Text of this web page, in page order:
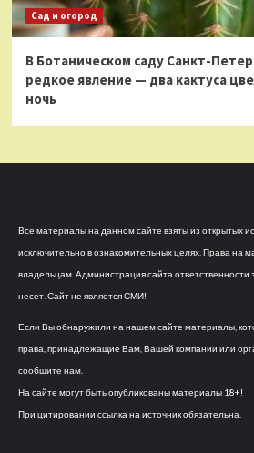
Сад и огород
В Ботаническом саду Санкт-
редкое явление — два кактуса
ночь
Все материалы на данном сайте взяты из открытых
исключительно в ознакомительных целях. Права на
владельцам. Администрация сайта
несет. Сайт не является СМИ!
Если Вы обнаружили на нашем сайте материалы,
права, принадлежащие Вам, Вашей компании или
сообщите нам.
На сайте могут быть опубликованы материалы 18+!
При цитировании ссылка на источник обязательна.